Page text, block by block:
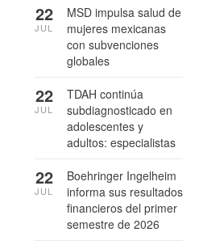
MSD impulsa salud de
mujeres mexicanas
con subvenciones
globales
22
JUL
TDAH continúa
subdiagnosticado en
adolescentes y
adultos: especialistas
22
JUL
Boehringer Ingelheim
informa sus resultados
financieros del primer
semestre de 2026
22
JUL